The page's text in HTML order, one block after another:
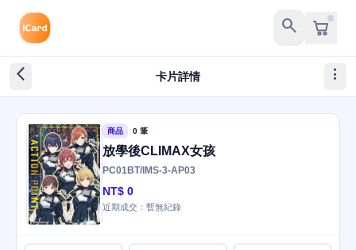
search
arrow_back_ios_new 卡片詳情 more_vert
商品 0 筆
放學後CLIMAX女孩
PC01BT/IMS-3-AP03
NT$ 0
近期成交：暫無紀錄